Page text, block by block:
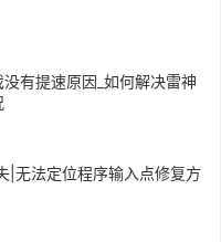
有提速原因_如何解决雷神
|无法定位程序输入点修复方